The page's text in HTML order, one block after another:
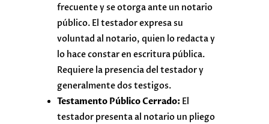
frecuente y se otorga ante un notario
público. El testador expresa su
voluntad al notario, quien lo redacta y
lo hace constar en escritura pública.
Requiere la presencia del testador y
generalmente dos testigos.
Testamento Público Cerrado: El
testador presenta al notario un pliego